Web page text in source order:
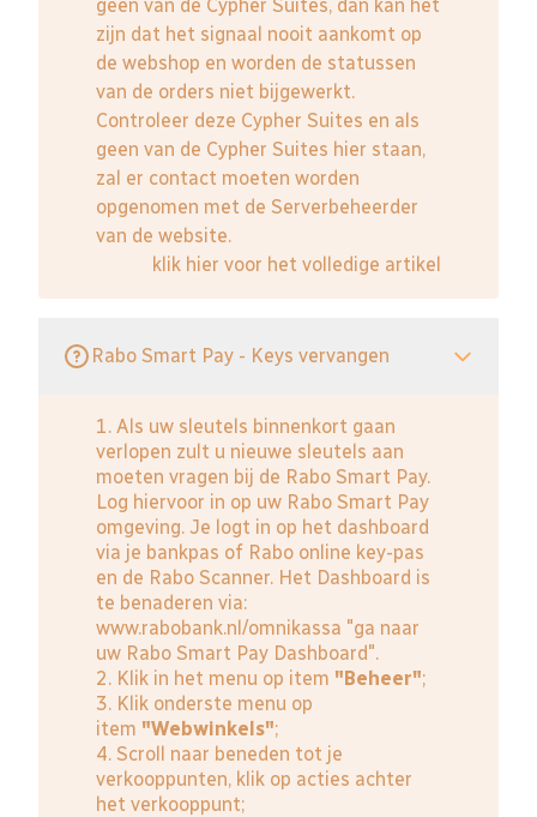
geen van de Cypher Suites, dan kan het
zijn dat het signaal nooit aankomt op
de webshop en worden de statussen
van de orders niet bijgewerkt.
Controleer deze Cypher Suites en als
geen van de Cypher Suites hier staan,
zal er contact moeten worden
opgenomen met de Serverbeheerder
van de website.
klik hier voor het volledige artikel
Rabo Smart Pay - Keys vervangen
1. Als uw sleutels binnenkort gaan
verlopen zult u nieuwe sleutels aan
moeten vragen bij de Rabo Smart Pay.
Log hiervoor in op uw Rabo Smart Pay
omgeving. Je logt in op het dashboard
via je bankpas of Rabo online key-pas
en de Rabo Scanner. Het Dashboard is
te benaderen via:
www.rabobank.nl/omnikassa "ga naar
uw Rabo Smart Pay Dashboard".
2. Klik in het menu op item "Beheer";
3. Klik onderste menu op
item "Webwinkels";
4. Scroll naar beneden tot je
verkooppunten, klik op acties achter
het verkooppunt;